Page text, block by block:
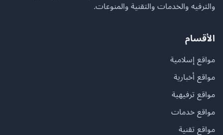
والترفيه والخدمات والتقنية والمنوعات.
الأقسام
مواقع إسلامية
مواقع أخبارية
مواقع ترفيهية
مواقع خدمات
مواقع تقنية